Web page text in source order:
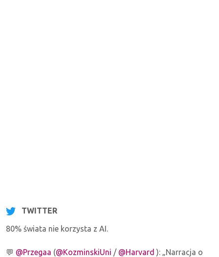
TWITTER
80% świata nie korzysta z AI.
💬 @Przegaa (@KozminskiUni / @Harvard ): „Narracja o